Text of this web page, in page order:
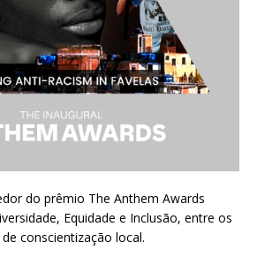
do prêmio The Anthem Awards
Equidade e Inclusão, entre os
conscientização local.